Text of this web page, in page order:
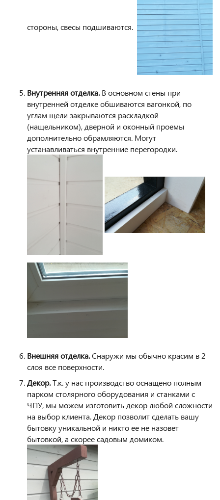
стороны, свесы подшиваются.
Внутренняя отделка.В основном стены при
внутренней отделке обшиваются вагонкой, по
углам щели закрываются раскладкой
(нащельником), дверной и оконный проемы
дополнительно обрамляются. Могут
устанавливаться внутренние перегородки.
Внешняя отделка.Снаружи мы обычно красим в 2
слоя все поверхности.
Декор.Т.к. у нас производство оснащено полным
парком столярного оборудования и станками с
ЧПУ, мы можем изготовить декор любой сложности
на выбор клиента. Декор позволит сделать вашу
бытовку уникальной и никто ее не назовет
бытовкой, а скорее садовым домиком.